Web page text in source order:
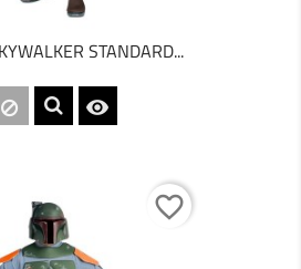
STANDARD...

favorite_border